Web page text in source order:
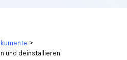
>
und deinstallieren